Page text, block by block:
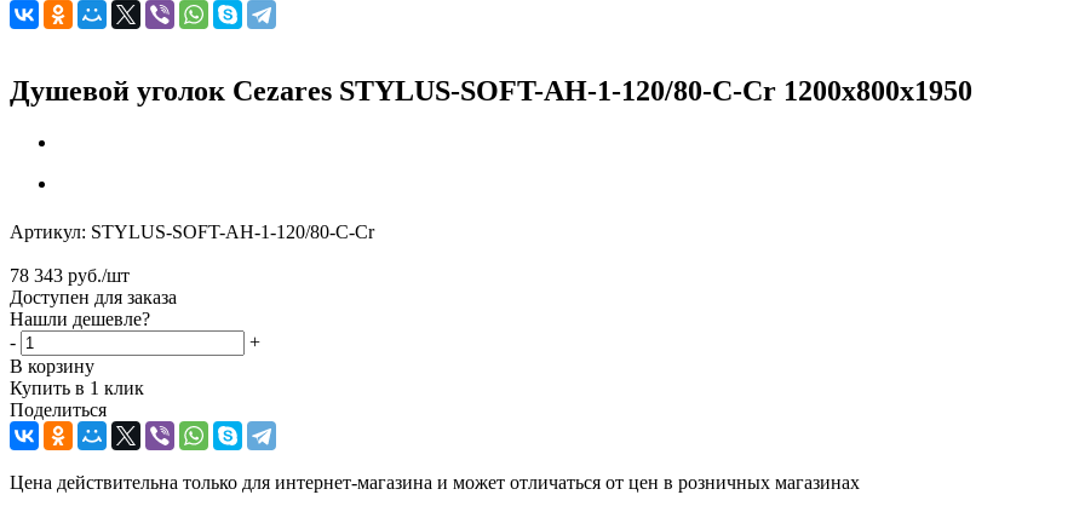
Душевой уголок Cezares STYLUS-SOFT-AH-1-120/80-C-Cr 1200х800х1950
Артикул: STYLUS-SOFT-AH-1-120/80-C-Cr
78 343 руб./шт
Доступен для заказа
Нашли дешевле?
-
+
В корзину
Купить в 1 клик
Поделиться
Цена действительна только для интернет-магазина и может отличаться от цен в розничных магазинах